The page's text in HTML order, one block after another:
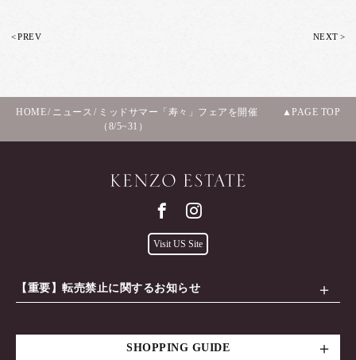
<PREV NEXT >
HOME/ ニュース / ミッドサマー「寿々」フェアを開催
（8/5~31）
PAGE TOP
Visit US Site
【重要】転売禁止に関するお知らせ
SHOPPING GUIDE